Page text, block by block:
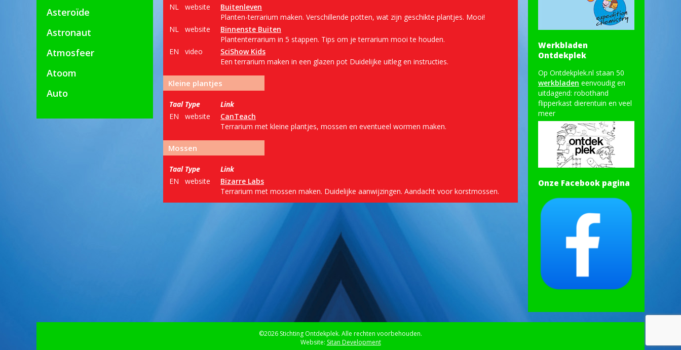
Asteroïde
Astronaut
Atmosfeer
Atoom
Auto
NL
website
Buitenleven
Planten-terrarium maken. Verschillende potten, wat zijn geschikte plantjes. Mooi!
NL
website
Binnenste Buiten
Plantenterrarium in 5 stappen. Tips om je terrarium mooi te houden.
EN
video
SciShow Kids
Een terrarium maken in een glazen pot Duidelijke uitleg en instructies.
Kleine plantjes
Taal Type
Link
EN
website
CanTeach
Terrarium met kleine plantjes, mossen en eventueel wormen maken.
Mossen
Taal Type
Link
EN
website
Bizarre Labs
Terrarium met mossen maken. Duidelijke aanwijzingen. Aandacht voor korstmossen.
Werkbladen
Ontdekplek
Op Ontdekplek.nl staan 50
werkbladen eenvoudig en
uitdagend: robothand
flipperkast dierentuin en veel
meer
Onze Facebook pagina
©2026 Stichting Ontdekplek. Alle rechten voorbehouden.
Website: Sitan Development